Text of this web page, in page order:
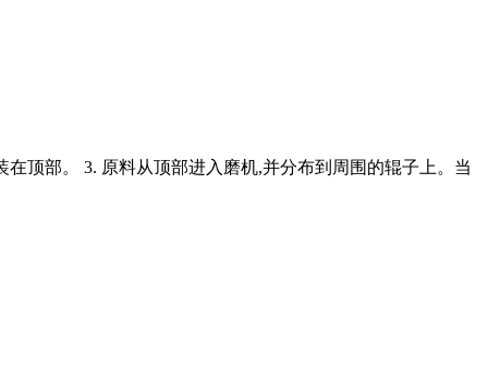
顶部。 3. 原料从顶部进入磨机,并分布到周围的辊子上。当